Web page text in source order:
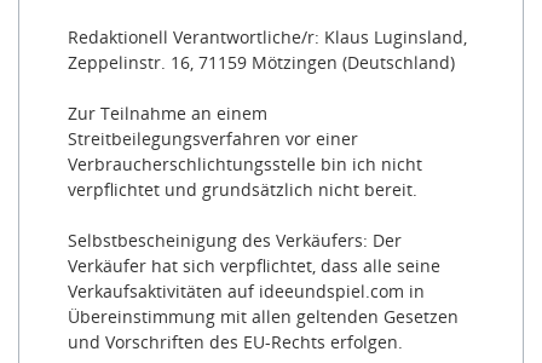
Redaktionell Verantwortliche/r: Klaus Luginsland,
Zeppelinstr. 16, 71159 Mötzingen (Deutschland)
Zur Teilnahme an einem
Streitbeilegungsverfahren vor einer
Verbraucherschlichtungsstelle bin ich nicht
verpflichtet und grundsätzlich nicht bereit.
Selbstbescheinigung des Verkäufers: Der
Verkäufer hat sich verpflichtet, dass alle seine
Verkaufsaktivitäten auf ideeundspiel.com in
Übereinstimmung mit allen geltenden Gesetzen
und Vorschriften des EU-Rechts erfolgen.